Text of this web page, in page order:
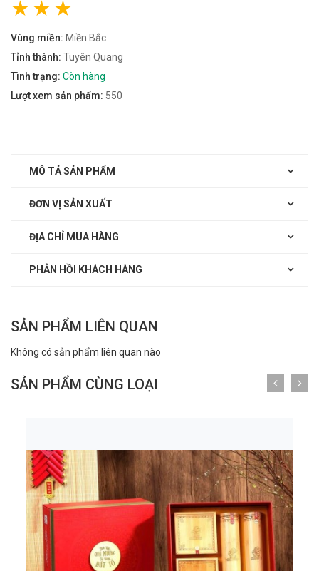
Vùng miền: Miền Bắc
Tỉnh thành: Tuyên Quang
Tình trạng: Còn hàng
Lượt xem sản phẩm: 550
MÔ TẢ SẢN PHẨM
ĐƠN VỊ SẢN XUẤT
ĐỊA CHỈ MUA HÀNG
PHẢN HỒI KHÁCH HÀNG
SẢN PHẨM LIÊN QUAN
Không có sản phẩm liên quan nào
SẢN PHẨM CÙNG LOẠI